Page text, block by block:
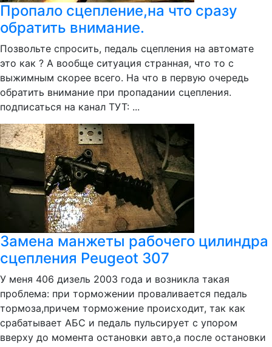
Пропало сцепление,на что сразу
обратить внимание.
Позвольте спросить, педаль сцепления на автомате
это как ? А вообще ситуация странная, что то с
выжимным скорее всего. На что в первую очередь
обратить внимание при пропадании сцепления.
подписаться на канал ТУТ: ...
Замена манжеты рабочего цилиндра
сцепления Peugeot 307
У меня 406 дизель 2003 года и возникла такая
проблема: при торможении проваливается педаль
тормоза,причем торможение происходит, так как
срабатывает АБС и педаль пульсирует с упором
вверху до момента остановки авто,а после остановки